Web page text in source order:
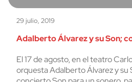
29 julio, 2019
Adalberto Álvarez y su Son;
El 17 de agosto, en el teatro
orquesta Adalberto Álvarez y su